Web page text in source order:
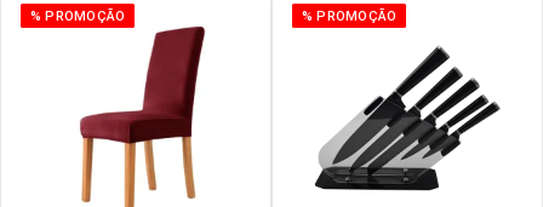
% PROMOÇÃO % PROMOÇÃO